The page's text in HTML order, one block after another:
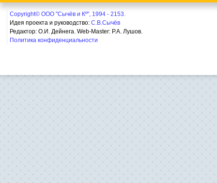
Copyright© ООО "Сычёв и Кº", 1994 - 2153.
Идея проекта и руководство: С.В.Сычёв
Редактор: О.И. Дейнега. Web-Master: Р.А. Лушов.
Политика конфиденциальности